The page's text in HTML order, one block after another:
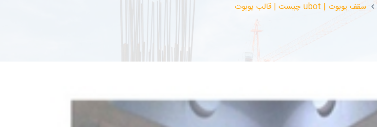
سقف یوبوت | ubot چیست | قالب یوبوت